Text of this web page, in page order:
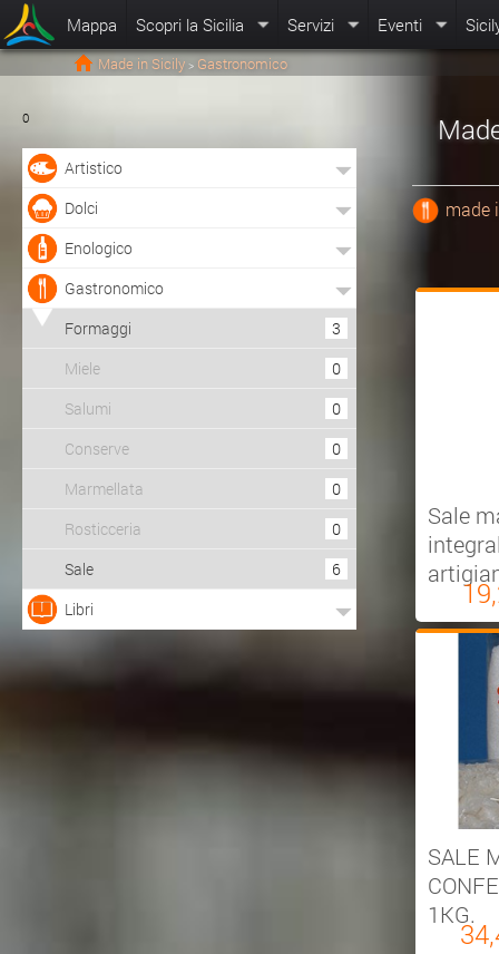
Mappa Scopri la Sicilia Servizi Eventi
Made in Sicily > Gastronomico
0
Artistico
Dolci
Enologico
Gastronomico
Formaggi
3
Miele
0
Salumi
0
Conserve
0
Marmellata
0
Rosticceria
0
Sale
6
Libri
made
Sale
SALE
1KG.